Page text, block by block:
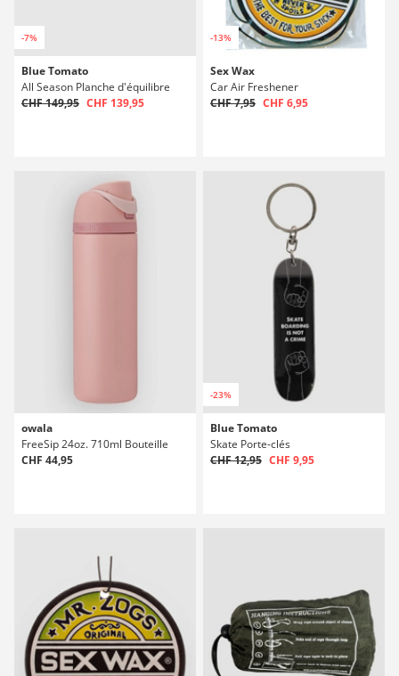
-7%
Blue Tomato
All Season Planche d'équilibre
CHF 149,95 CHF 139,95
-13%
Sex Wax
Car Air Freshener
CHF 7,95 CHF 6,95
owala
FreeSip 24oz. 710ml Bouteille
CHF 44,95
-23%
Blue Tomato
Skate Porte-clés
CHF 12,95 CHF 9,95